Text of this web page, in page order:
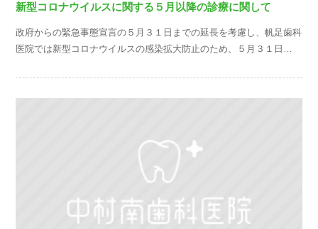
新型コロナウイルスに関する５月以降の診療に関して
政府からの緊急事態宣言の５月３１日までの延長を考慮し、帆足歯科
医院では新型コロナウイルスの感染拡大防止のため、５月３１日…